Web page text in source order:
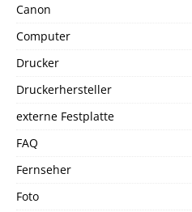
Canon
Computer
Drucker
Druckerhersteller
externe Festplatte
FAQ
Fernseher
Foto